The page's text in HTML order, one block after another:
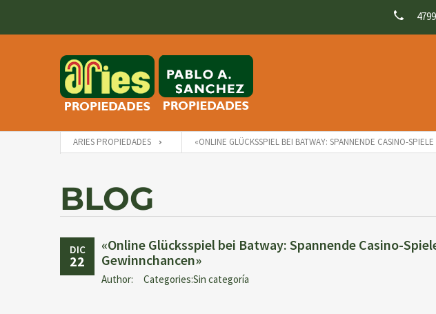
ARIES PROPIEDADES «ONLINE GLÜCKSSPIEL BEI BATWAY: SPANNENDE CASINO-
BLOG
DIC
22
«Online Glücksspiel bei Batway: Spannende Casino-
Gewinnchancen»
Author: Categories:Sin categoría